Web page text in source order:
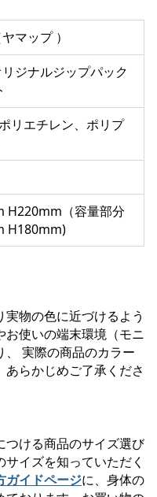
マップ ）
ジナルジップパック
リエチレン、ポリプ
H220mm（容量部分
H180mm)
物の色に近づけるよう
使いの端末環境（モニ
、 実際の商品のカラー
らかじめご了承くださ
つける商品のサイズ選び
イズを知っていただく
ガイドページに、身体の